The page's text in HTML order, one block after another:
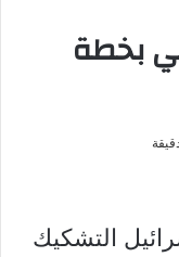
بخطة
التشكيك